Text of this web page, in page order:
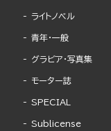
ライトノベル
青年・一般
グラビア・写真集
モーター誌
SPECIAL
Sublicense